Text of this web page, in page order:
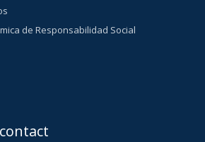
de Responsabilidad Social